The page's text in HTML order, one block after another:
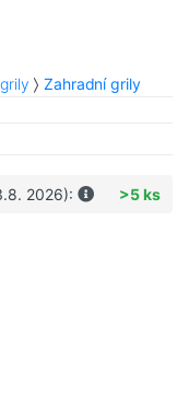
Zahradní grily
2026): >5 ks